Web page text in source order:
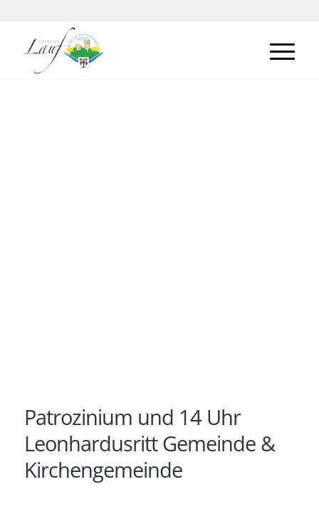
Patrozinium und 14 Uhr
Leonhardusritt Gemeinde &
Kirchengemeinde